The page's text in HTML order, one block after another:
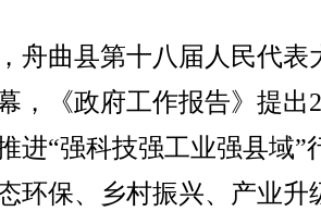
曲县第十八届人民代表
，《政府工作报告》提出
进“强科技强工业强县域”
环保、乡村振兴、产业升